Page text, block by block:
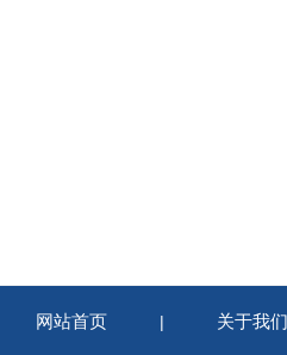
网站首页 | 关于我们